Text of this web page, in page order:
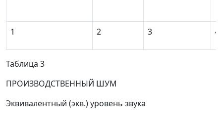
1 2 3 4
Таблица 3
ПРОИЗВОДСТВЕННЫЙ ШУМ
Эквивалентный (экв.) уровень звука